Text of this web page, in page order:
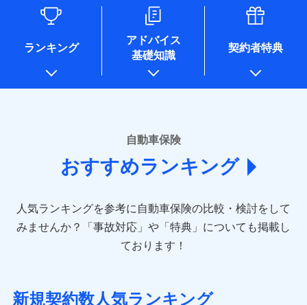
るために利用させていただくことがあります。）
各種セミナーの開催のため
コンサルティングサービスの実施のため
アンケートやキャンペーン等の実施のため
上記に係る案内・手続き・管理等付帯業務を行うため
* 当社が委託を受けている保険会社の情報は、保険会社のホ
ームページに掲載しておりますので、ご確認ください。
あいおいニッセイ同和損害保険株式会社
(https://www.aioinissaydowa.co.jp/)
アクサ損害保険株式会社 (https://www.axa-
direct.co.jp/)
sompo.co.jp/)
東京海上ダイレクト損害保険株式会社 (https://www.e-
AIG損害保険株式会社 (https://www.aig.co.jp/sonpo)
ジェイアイ傷害火災保険株式会社
ランキング
アドバイス
基礎知識
契約者特典
自動車保険
おすすめランキング
人気ランキングを参考に自動車保険の比較・検討をして
みませんか？
「事故対応」や「特典」についても掲載し
ております！
新規契約数人気ランキング